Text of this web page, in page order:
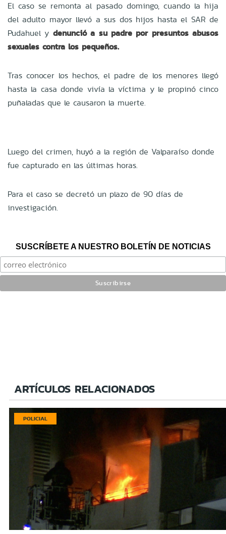
El caso se remonta al pasado domingo, cuando la hija
del adulto mayor llevó a sus dos hijos hasta el SAR de
Pudahuel y denunció a su padre por presuntos abusos
sexuales contra los pequeños.
Tras conocer los hechos, el padre de los menores llegó
hasta la casa donde vivía la víctima y le propinó cinco
puñaladas que le causaron la muerte.
Luego del crimen, huyó a la región de Valparaíso donde
fue capturado en las últimas horas.
Para el caso se decretó un plazo de 90 días de
investigación.
SUSCRÍBETE A NUESTRO BOLETÍN DE NOTICIAS
ARTÍCULOS RELACIONADOS
POLICIAL